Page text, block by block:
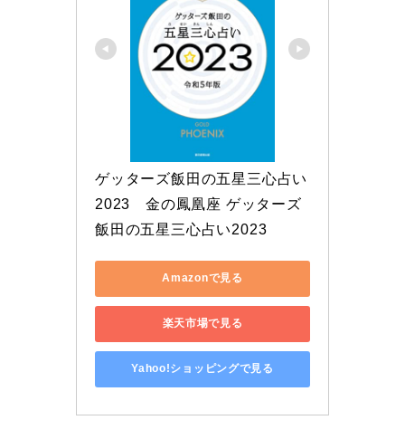
ゲッターズ飯田の五星三心占い
2023　金の鳳凰座 ゲッターズ
飯田の五星三心占い2023
Amazonで見る
楽天市場で見る
Yahoo!ショッピングで見る